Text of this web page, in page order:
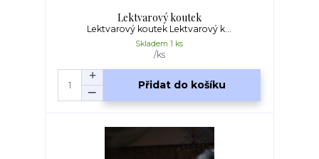
Lektvarový koutek
Lektvarový koutek Lektvarový k...
/ks
Skladem 1 ks
Přidat do košíku